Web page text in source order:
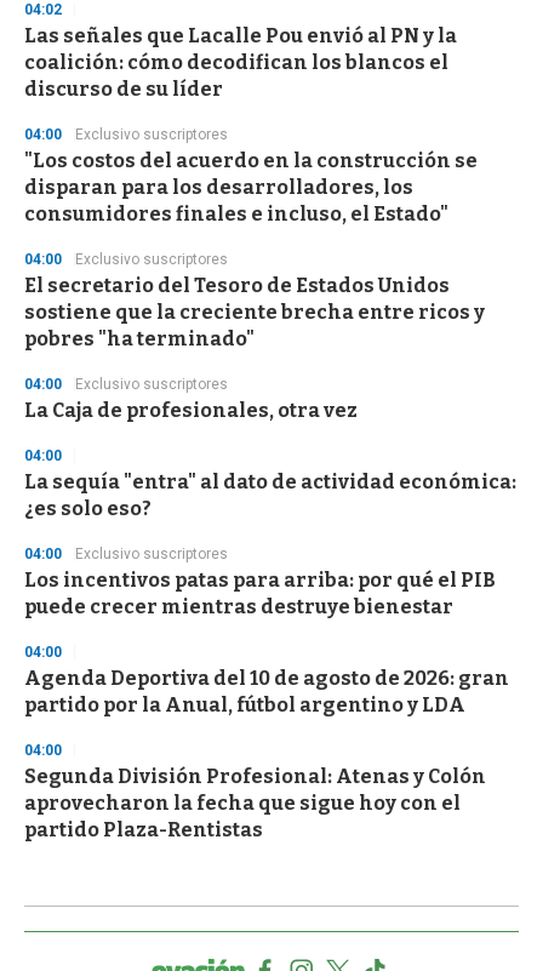
d
s
o
f
3
s
e
o
n
04:02
Las señales que Lacalle Pou envió al PN y la
coalición: cómo decodifican los blancos el
discurso de su líder
04:00 Exclusivo suscriptores
"Los costos del acuerdo en la construcción se
disparan para los desarrolladores, los
consumidores finales e incluso, el Estado"
04:00 Exclusivo suscriptores
El secretario del Tesoro de Estados Unidos
sostiene que la creciente brecha entre ricos y
pobres "ha terminado"
04:00 Exclusivo suscriptores
La Caja de profesionales, otra vez
04:00
La sequía "entra" al dato de actividad económica:
¿es solo eso?
04:00 Exclusivo suscriptores
Los incentivos patas para arriba: por qué el PIB
puede crecer mientras destruye bienestar
04:00
Agenda Deportiva del 10 de agosto de 2026: gran
partido por la Anual, fútbol argentino y LDA
04:00
Segunda División Profesional: Atenas y Colón
aprovecharon la fecha que sigue hoy con el
partido Plaza-Rentistas